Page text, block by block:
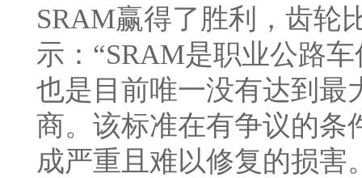
SRAM赢得了胜利，齿轮
示：“SRAM是职业公路
也是目前唯一没有达到最
商。该标准在有争议的条
成严重且难以修复的损害